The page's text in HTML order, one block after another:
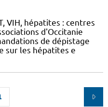
VIH, hépatites : centres
d'Occitanie
de dépistage
sur les hépatites e